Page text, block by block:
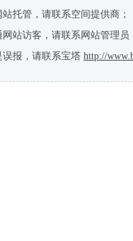
站托管，请联系空间提供商；
网站访客，请联系网站管理员
误报，请联系宝塔 http://